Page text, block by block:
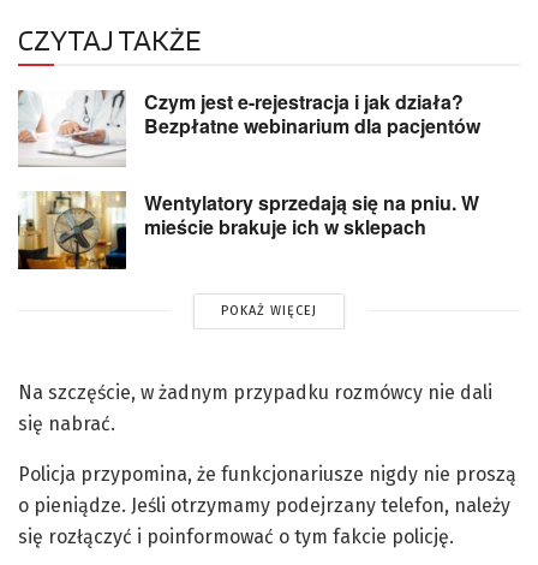
CZYTAJ TAKŻE
Czym jest e-rejestracja i jak działa?
Bezpłatne webinarium dla pacjentów
Wentylatory sprzedają się na pniu. W
mieście brakuje ich w sklepach
POKAŻ WIĘCEJ
Na szczęście, w żadnym przypadku rozmówcy nie dali
się nabrać.
Policja przypomina, że funkcjonariusze nigdy nie proszą
o pieniądze. Jeśli otrzymamy podejrzany telefon, należy
się rozłączyć i poinformować o tym fakcie policję.